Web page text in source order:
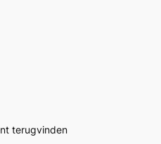
terugvinden